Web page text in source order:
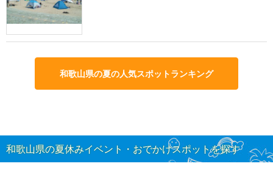
和歌山県の夏の人気スポットランキング
和歌山県の夏休みイベント・おでかけスポットを探す